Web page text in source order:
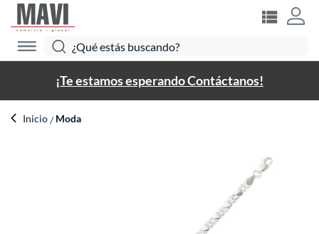
¡Te estamos esperando Contáctanos!
Inicio Moda